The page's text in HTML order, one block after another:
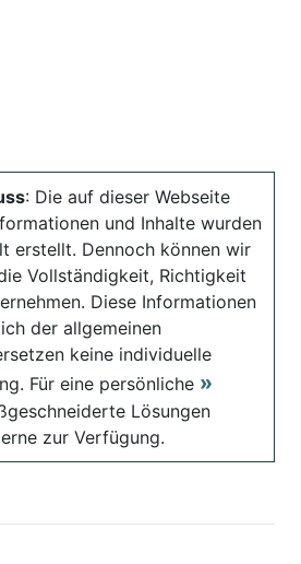
: Die auf dieser Webseite
und Inhalte wurden
erstellt. Dennoch können wir
Vollständigkeit, Richtigkeit
Diese Informationen
der allgemeinen
keine individuelle
Für eine persönliche
Lösungen
zur Verfügung.